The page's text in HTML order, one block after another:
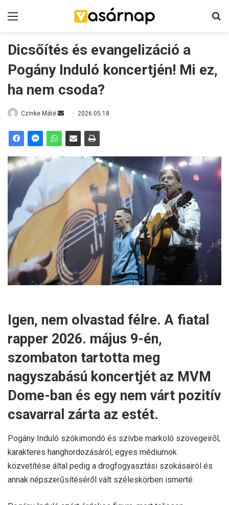
Dicsőítés és evangelizáció a
Pogány Induló koncertjén! Mi ez,
ha nem csoda?
Czinke Máté
e
i
l
2026.05.18.
Igen, nem olvastad félre. A fiatal
rapper 2026. május 9-én,
szombaton tartotta meg
nagyszabású koncertjét az MVM
Dome-ban és egy nem várt pozitív
csavarral zárta az estét.
Pogány Induló szókimondó és szívbe markoló szövegeiről,
karakteres hanghordozásáról, egyes médiumok
közvetítése által pedig a drogfogyasztási szokásairól és
annak népszerűsítéséről vált széleskörben ismerté.